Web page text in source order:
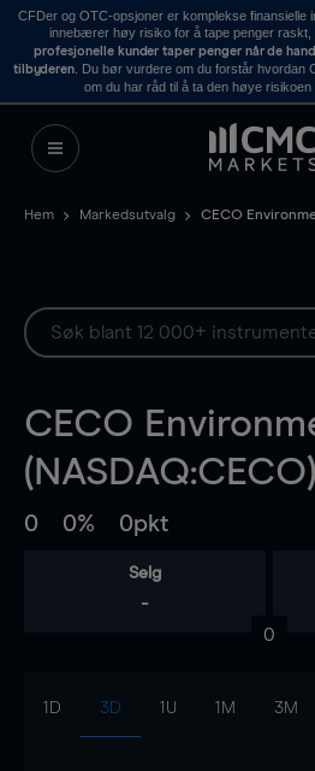
CFDer og OTC-opsjoner er komplekse finansielle
innebærer høy risiko for å tape penger raskt,
profesjonelle kunder taper penger når de
tilbyderen . Du bør vurdere om du forstår
om du har råd til å ta den høye risikoen
Hem Markedsutvalg CECO
CECO
(NASDAQ:CECO)
0 0% 0pkt
Selg
-
0
1D 3D 1U 1M 3M